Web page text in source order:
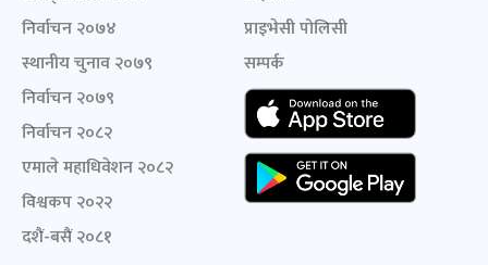
निर्वाचन २०७४
स्थानीय चुनाव २०७९
निर्वाचन २०७९
निर्वाचन २०८२
एमाले महाधिवेशन २०८२
विश्वकप २०२२
दशैं-बसैं २०८१
प्राइभेसी पोलिसी
सम्पर्क